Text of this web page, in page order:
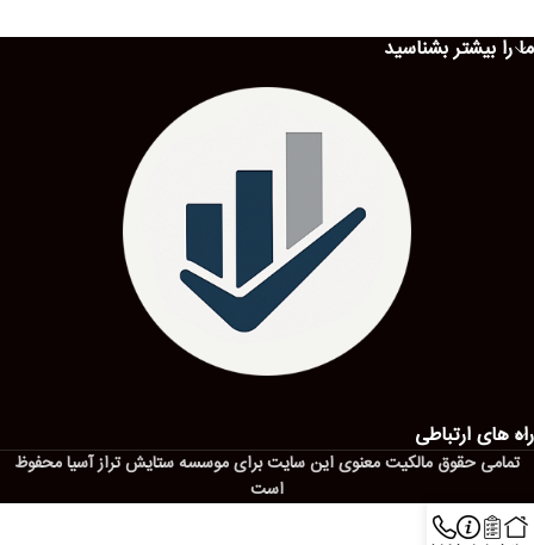
ما را بیشتر بشناسید
راه های ارتباطی
تمامی حقوق مالکیت معنوی این ‌سایت برای موسسه ستایش تراز آسیا محفوظ
است